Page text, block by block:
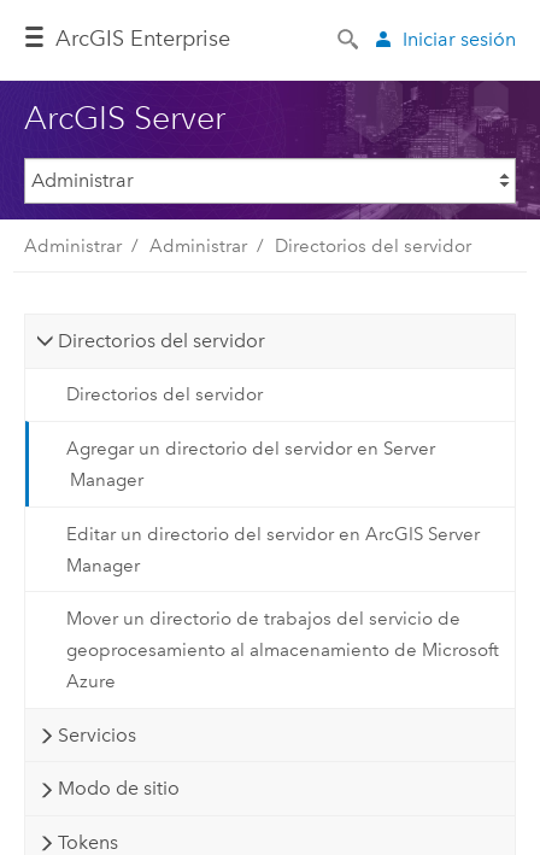
ArcGIS Enterprise Iniciar sesión
ArcGIS Server
Administrar Administrar Directorios del servidor
Directorios del servidor
Directorios del servidor
Agregar un directorio del servidor en Server
Manager
Editar un directorio del servidor en ArcGIS Server
Manager
Mover un directorio de trabajos del servicio de
geoprocesamiento al almacenamiento de Microsoft
Azure
Servicios
Modo de sitio
Tokens